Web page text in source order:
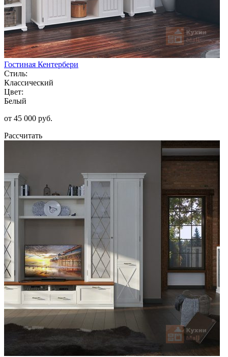
Гостиная Кентербери
Стиль:
Классический
Цвет:
Белый
от 45 000 руб.
Рассчитать